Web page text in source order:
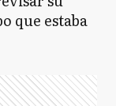
que estaba